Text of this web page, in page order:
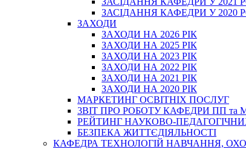
ЗАСІДАННЯ КАФЕДРИ У 2020
ЗАХОДИ
ЗАХОДИ НА 2026 РІК
ЗАХОДИ НА 2025 РІК
ЗАХОДИ НА 2023 РІК
ЗАХОДИ НА 2022 РІК
ЗАХОДИ НА 2021 РІК
ЗАХОДИ НА 2020 РІК
МАРКЕТИНГ ОСВІТНІХ ПОСЛУГ
3BIT ПРО РОБОТУ КАФЕДРИ ПП та
РЕЙТИНГ НАУКОВО-
БЕЗПЕКА ЖИТТЄДІЯЛЬНОСТІ
КАФЕДРА ТЕХНОЛОГІЙ НАВЧАННЯ,